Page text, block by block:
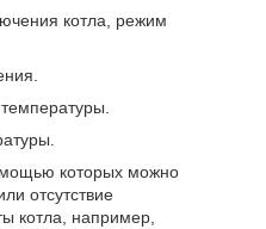
котла, режим
которых можно
отсутствие
котла, например,